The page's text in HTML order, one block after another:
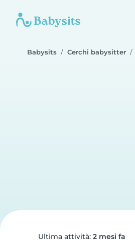
Babysits Cerchi babysitter
Ultima attività: 2 mesi fa